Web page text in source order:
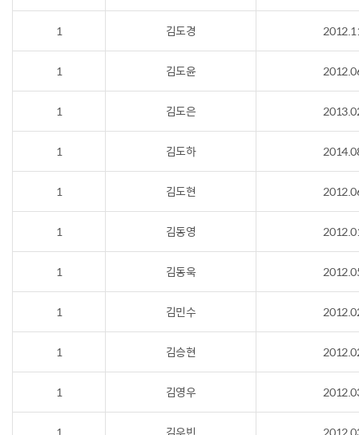
1 김도경
1 김도윤
1 김도은
1 김도하
1 김도현
1 김동영
1 김동욱
1 김민수
1 김승현
1 김영우